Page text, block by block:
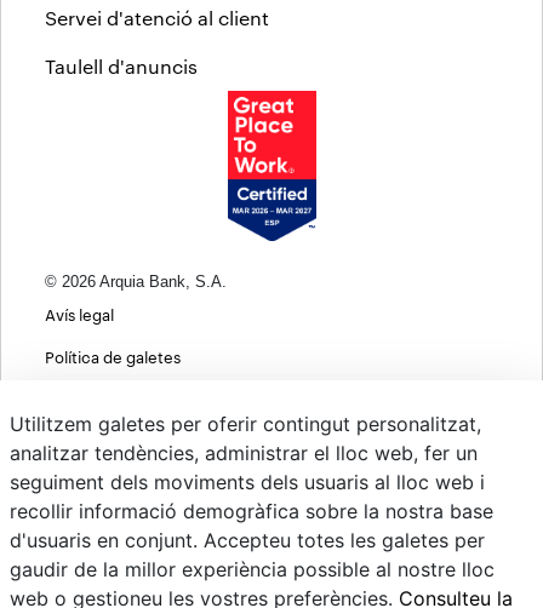
Servei d'atenció al client
Taulell d'anuncis
© 2026 Arquia Bank, S.A.
Avís legal
Política de galetes
Política de privacitat web
MIFID
Psd22
Utilitzem galetes per oferir contingut personalitzat,
analitzar tendències, administrar el lloc web, fer un
seguiment dels moviments dels usuaris al lloc web i
recollir informació demogràfica sobre la nostra base
d'usuaris en conjunt. Accepteu totes les galetes per
gaudir de la millor experiència possible al nostre lloc
web o gestioneu les vostres preferències. Consulteu la